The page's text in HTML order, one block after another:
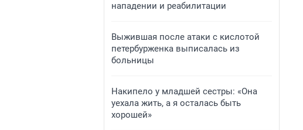
нападении и реабилитации
Выжившая после атаки с кислотой
петербурженка выписалась из
больницы
Накипело у младшей сестры: «Она
уехала жить, а я осталась быть
хорошей»